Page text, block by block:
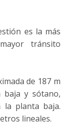
es la más
tránsito
de 187 m
baja y sótano,
planta baja.
lineales.